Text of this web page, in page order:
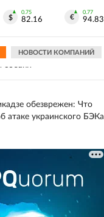
0.75
82.16
0.77
94.83
НОВОСТИ КОМПАНИЙ
за нападение
собаки
обезврежен: Что
атаке украинского БЭКа